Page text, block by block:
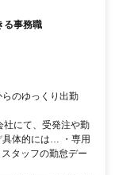
る事務職
のゆっくり出勤
社にて、受発注や勤
具体的には… ・専用
タッフの勤怠デー